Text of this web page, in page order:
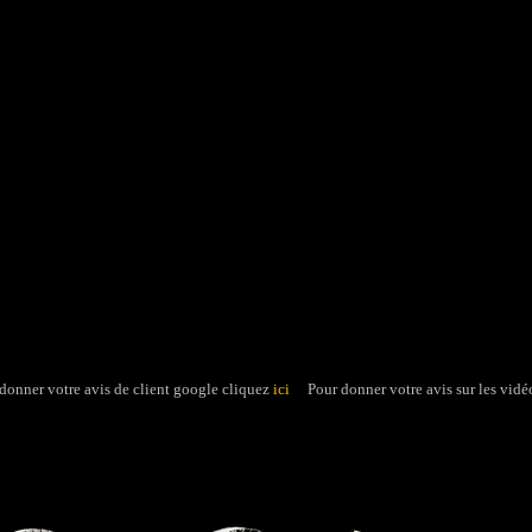
votre avis de client google cliquez ici Pour donner votre avis sur les